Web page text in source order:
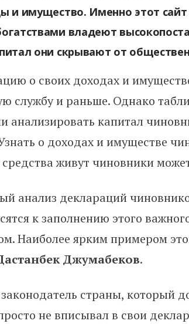
и имущество. Именно этот сайт
владеют
они скрывают от
о своих доходах и
службу и раньше. Однако
анализировать капитал
о доходах и имуществе
средства живут чиновники
анализ деклараций
к заполнению этого
Наиболее ярким примером
Джумабеков.
страны, который
не вписывал в свои